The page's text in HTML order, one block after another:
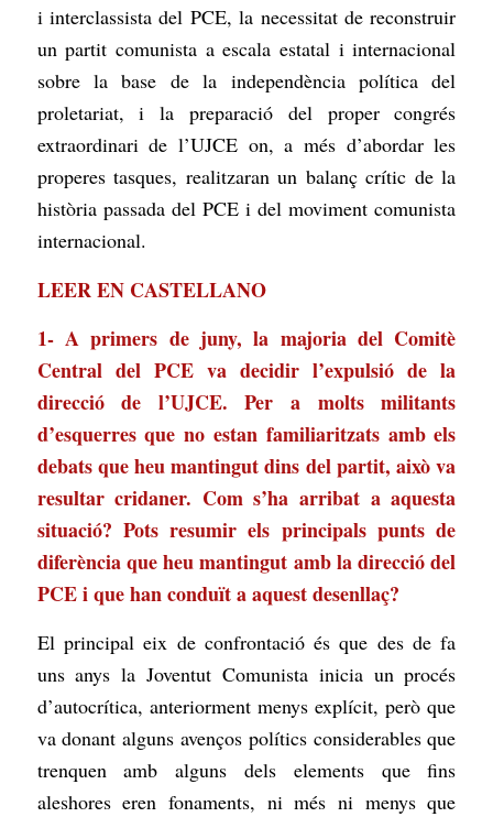
i interclassista del PCE, la necessitat de reconstruir
un partit comunista a escala estatal i internacional
sobre la base de la independència política del
proletariat, i la preparació del proper congrés
extraordinari de l’UJCE on, a més d’abordar les
properes tasques, realitzaran un balanç crític de la
història passada del PCE i del moviment comunista
internacional.
LEER EN CASTELLANO
1- A primers de juny, la majoria del Comitè
Central del PCE va decidir l’expulsió de la
direcció de l’UJCE. Per a molts militants
d’esquerres que no estan familiaritzats amb els
debats que heu mantingut dins del partit, això va
resultar cridaner. Com s’ha arribat a aquesta
situació? Pots resumir els principals punts de
diferència que heu mantingut amb la direcció del
PCE i que han conduït a aquest desenllaç?
El principal eix de confrontació és que des de fa
uns anys la Joventut Comunista inicia un procés
d’autocrítica, anteriorment menys explícit, però que
va donant alguns avenços polítics considerables que
trenquen amb alguns dels elements que fins
aleshores eren fonaments, ni més ni menys que